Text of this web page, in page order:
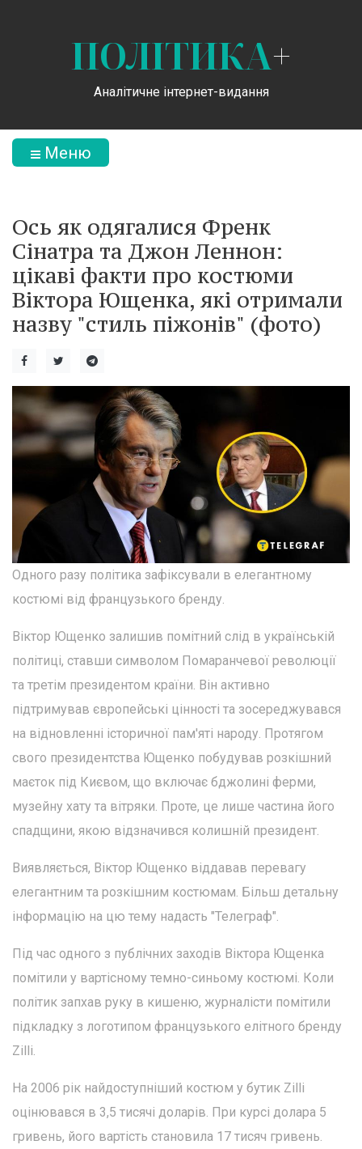
ПОЛІТИКА+
Аналітичне інтернет-видання
Меню
Ось як одягалися Френк
Сінатра та Джон Леннон:
цікаві факти про костюми
Віктора Ющенка, які отримали
назву "стиль піжонів" (фото)
Одного разу політика зафіксували в елегантному
костюмі від французького бренду.
Віктор Ющенко залишив помітний слід в українській
політиці, ставши символом Помаранчевої революції
та третім президентом країни. Він активно
підтримував європейські цінності та зосереджувався
на відновленні історичної пам'яті народу. Протягом
свого президентства Ющенко побудував розкішний
маєток під Києвом, що включає бджолині ферми,
музейну хату та вітряки. Проте, це лише частина його
спадщини, якою відзначився колишній президент.
Виявляється, Віктор Ющенко віддавав перевагу
елегантним та розкішним костюмам. Більш детальну
інформацію на цю тему надасть "Телеграф".
Під час одного з публічних заходів Віктора Ющенка
помітили у вартісному темно-синьому костюмі. Коли
політик запхав руку в кишеню, журналісти помітили
підкладку з логотипом французького елітного бренду
Zilli.
На 2006 рік найдоступніший костюм у бутик Zilli
оцінювався в 3,5 тисячі доларів. При курсі долара 5
гривень, його вартість становила 17 тисяч гривень.